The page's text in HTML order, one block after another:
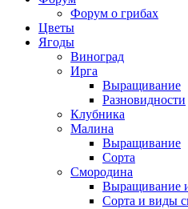
Форум о грибах
Цветы
Ягоды
Виноград
Ирга
Выращивание
Разновидности
Клубника
Малина
Выращивание
Сорта
Смородина
Выращивание
Сорта и виды